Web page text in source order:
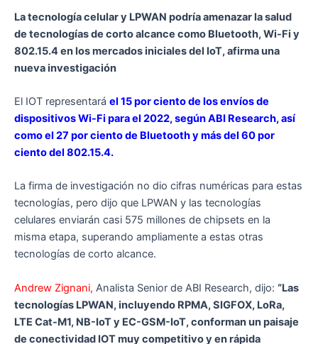
La tecnología celular y LPWAN podría amenazar la salud
de tecnologías de corto alcance como Bluetooth, Wi-Fi y
802.15.4 en los mercados iniciales del IoT, afirma una
nueva investigación
El IOT representará el 15 por ciento de los envíos de
dispositivos Wi-Fi para el 2022, según ABI Research, así
como el 27 por ciento de Bluetooth y más del 60 por
ciento del 802.15.4.
La firma de investigación no dio cifras numéricas para estas
tecnologías, pero dijo que LPWAN y las tecnologías
celulares enviarán casi 575 millones de chipsets en la
misma etapa, superando ampliamente a estas otras
tecnologías de corto alcance.
Andrew Zignani, Analista Senior de ABI Research, dijo: “Las
tecnologías LPWAN, incluyendo RPMA, SIGFOX, LoRa,
LTE Cat-M1, NB-IoT y EC-GSM-IoT, conforman un paisaje
de conectividad IOT muy competitivo y en rápida